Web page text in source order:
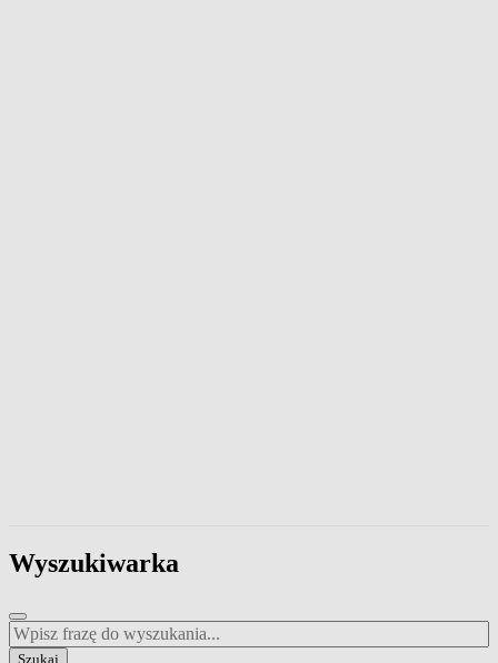
Wpisz frazę, aby przeszukać zawartość strony. Naciśnij klawisz
Wyszukiwarka
Wpisz frazę do wyszukania
Szukaj